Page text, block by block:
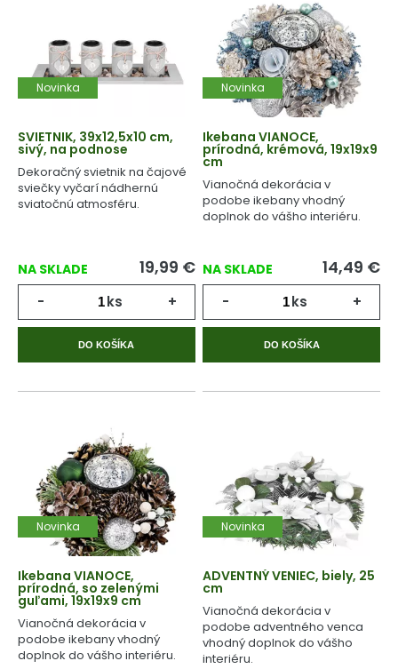
Novinka
SVIETNIK, 39x12,5x10 cm,
sivý, na podnose
Dekoračný svietnik na čajové
sviečky vyčarí nádhernú
sviatočnú atmosféru.
NA SKLADE 19,99 €
- ks +
DO KOŠÍKA
Novinka
Ikebana VIANOCE,
prírodná, krémová, 19x19x9
cm
Vianočná dekorácia v
podobe ikebany vhodný
doplnok do vášho interiéru.
NA SKLADE 14,49 €
- ks +
DO KOŠÍKA
Novinka
Ikebana VIANOCE,
prírodná, so zelenými
guľami, 19x19x9 cm
Vianočná dekorácia v
podobe ikebany vhodný
doplnok do vášho interiéru.
Novinka
ADVENTNÝ VENIEC, biely, 25
cm
Vianočná dekorácia v
podobe adventného venca
vhodný doplnok do vášho
interiéru.